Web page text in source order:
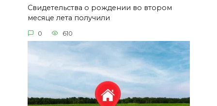
Свидетельства о рождении во втором
месяце лета получили
0 610